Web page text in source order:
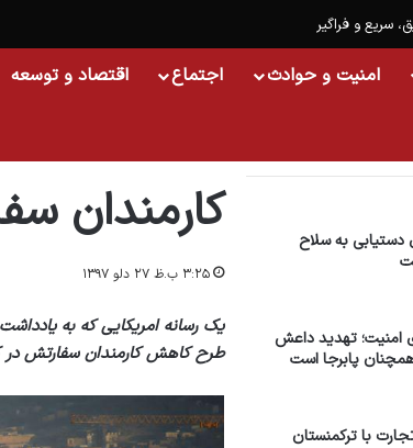
سریع و فراگیر
امنیت و حوادث اجتماع اقتصاد و توسعه
کارمندان
۳:۲۵ ب.ظ ۲۷ دلو ۱۳۹۷
یک رسانه امریکایی که به
طرح کاهش کارمندان سفارتش
به سلاح
امنیت؛ تهدید داعش
پابرجا است
با ترکمنستان